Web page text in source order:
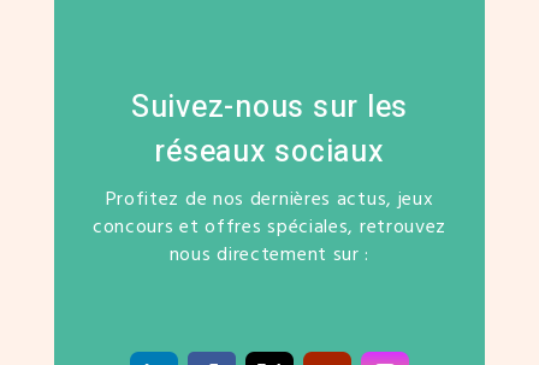
Suivez-nous sur les
réseaux sociaux
Profitez de nos dernières actus, jeux
concours et offres spéciales, retrouvez
nous directement sur :